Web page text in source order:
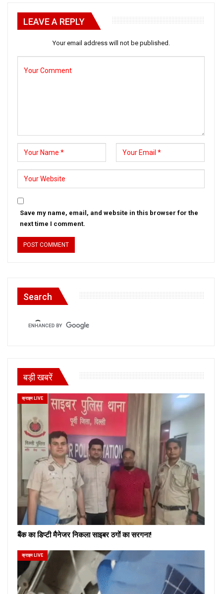
LEAVE A REPLY
Your email address will not be published.
Save my name, email, and website in this browser for the
next time I comment.
Search
बड़ी खबरें
क्राइम LIVE
बैंक का डिप्टी मैनेजर निकला साइबर ठगों का सरगना!
क्राइम LIVE